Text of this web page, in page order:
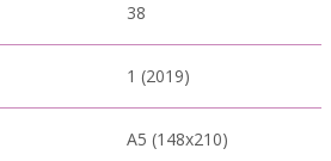
38
1 (2019)
A5 (148x210)